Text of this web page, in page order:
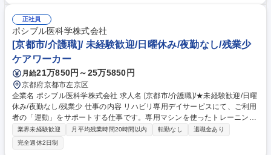
■生産効率やエネルギー効率向上に向けた改善活動,設備の検討や改造のリ
ード ■新製品開発や新技術導入時の商業生産化に向けた製造技術の構築及
び検証 ■各機械毎に頻度に準じた点検･整備の実施 ■プログラムに準じたサ
ニテーション(洗浄)の実施,生産設備の維持管理 募集職種 山梨【白州工場_
製造職】最新鋭の製造ライン/最新技術に触れられる環境
正社員
ポシブル医科学株式会社
[京都市/介護職]/ 未経験歓迎/日曜休み/夜勤なし/残業少
ケアワーカー
月給21万850円～25万5850円
京都府京都市左京区
企業名 ポシブル医科学株式会社 求人名 [京都市/介護職]/★未経験歓迎/日曜
休み/夜勤なし/残業少 仕事の内容 リハビリ専用デイサービスにて、ご利用
者の「運動」をサポートする仕事です。専用マシンを使ったトレーニング
の補助、送迎など。未経験からでも専門スキルが身につく環境です。 【具
体的な業務内容】 ・リハビリマシンの指導・見守り ・安全な移動や入
浴、お食事のサポート ・送迎車での送迎（運転） 「お世話をする介護」
業界未経験歓迎 月平均残業時間20時間以内 転勤なし
退職金あり
完全週休2日制